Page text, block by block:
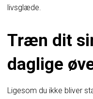
livsglæde.
Træn dit
daglige
Ligesom du ikke bliver